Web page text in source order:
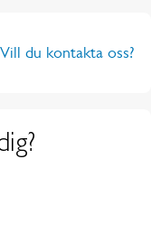
Vill du kontakta oss?